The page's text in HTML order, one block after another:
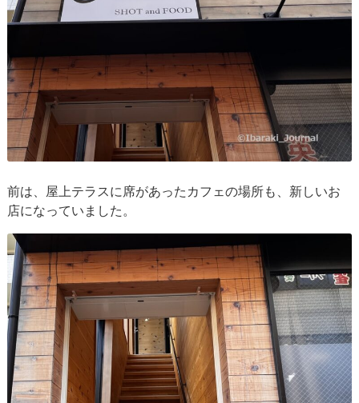
前は、屋上テラスに席があったカフェの場所も、新しいお
店になっていました。